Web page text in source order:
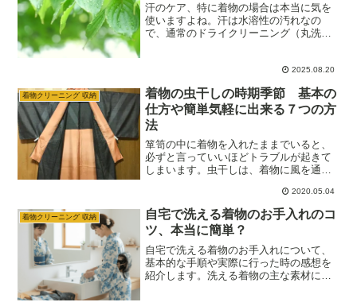
汗のケア、特に着物の場合は本当に気を
使いますよね。汗は水溶性の汚れなの
で、通常のドライクリーニング（丸洗
汚れです。汗のケアに関する悩み、解決
策をいくつかご紹介します。
2025.08.20
着物クリーニング 収納
着物の虫干しの時期季節 基本の
仕方や簡単気軽に出来る７つの方
法
箪笥の中に着物を入れたままでいると、
必ずと言っていいほどトラブルが起きて
しまいます。虫干しは、着物に風を通す
シミの広がり、ガスの発生による色やけ
を防いでくれます。時間がないあなたに
は、簡単にできる方法があります。少し
手間をかけるだけで、大切な着物や帯を
綺麗な状態で長く使うことができます。
2020.05.04
着物クリーニング 収納
自宅で洗える着物のお手入れのコ
ツ、本当に簡単？
自宅で洗える着物のお手入れについて、
基本的な手順や実際に行った時の感想を
紹介します。洗える着物の主な素材に